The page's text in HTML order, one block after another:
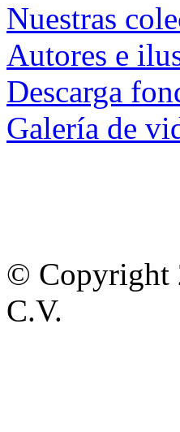
Nuestras
Autores e
Descarga
Galería de
© Copyright
C.V.